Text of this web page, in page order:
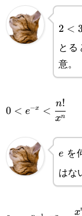
<\cfrac{n!}
{x^n}
2 <
と
意。
0<e^{-x}
<\cfrac{n!}
{x^n}
0 < e−x <
xn
n!
e
e を
はな
0<x^{n-
x